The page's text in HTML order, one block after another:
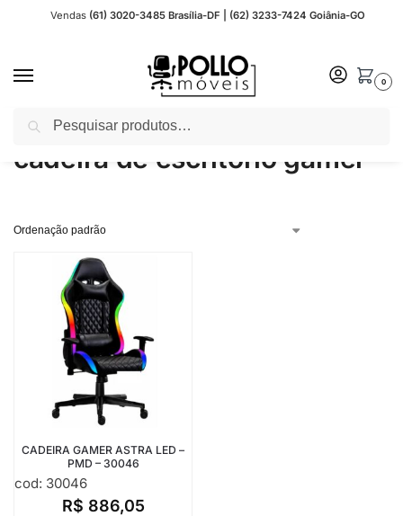
Vendas (61) 3020-3485 Brasília-DF | (62) 3233-7424 Goiânia-GO
0
Início Produtos marcados com a tag “cadeira de escritório gamer”
cadeira de escritório gamer
CADEIRA GAMER ASTRA LED –
PMD – 30046
cod: 30046
R$ 886,05